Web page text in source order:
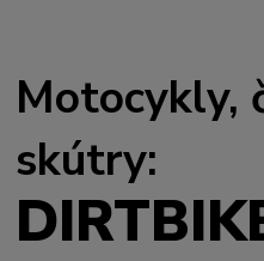
Motocykly,
skútry: